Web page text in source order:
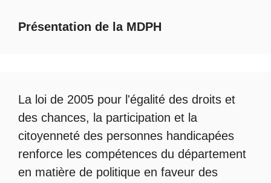
Présentation de la MDPH
La loi de 2005 pour l'égalité des droits et
des chances, la participation et la
citoyenneté des personnes handicapées
renforce les compétences du département
en matière de politique en faveur des